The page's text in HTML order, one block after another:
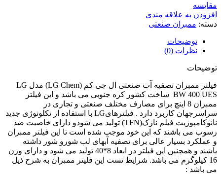
مقایسه
افزودن به علاقه مندی
دسته: ممبران صنعتی
توضیحات
نظرات (0)
توضیحات
فیلتر ممبران تصفیه آب صنعتی ال جی کم (LG Chem) مدل LG
BW 400 UES ساخت کشور کره جنوبی می باشد و این فیلتر
ممبران 8 اینچ برای مصارف مختلف صنعتی و تجاری در
سراسرجهان کاربرد دارد . فیلترهایLG با استفاده از تکلونوژی جدید
نانوکامپوزیت فیلم نازک(TFN) تولید می شودو دارای خاصیت ضد
رسوب می باشند که این خود موجب شده است تا این فیلتر ممبران
و عملکرد بسیار عالی برای تصفیه آبهای لب شورو شور داشته
باشند و همچنین این فیلتر در ابعاد 8*40 تولید می شود و دارای وزن
16 کیلوگرم می باشد. شرایط تست این فلیتر ممبران به شرح ذیل
می باشد :